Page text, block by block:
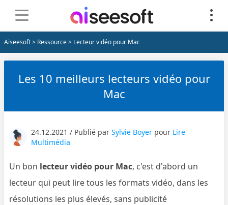
Aiseesoft> Ressource> Lecteur vidéo pour Mac
Les 10 meilleurs lecteurs vidéo pour
Mac
24.12.2021 / Publié parSylvie Boyer pour Lire
Multimédia
Un bon lecteur vidéo pour Mac, c'est d'abord un
lecteur qui peut lire tous les formats vidéo, dans les
résolutions les plus élevés, sans publicité